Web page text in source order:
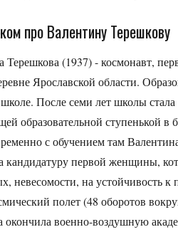
про Валентину Терешкову
(1937) - космонавт,
Ярославской области.
После семи лет школы стала
образовательной ступенькой в
с обучением там
кандидатуру первой женщины,
невесомости, на устойчивость
полет (48 оборотов
окончила военно-воздушную